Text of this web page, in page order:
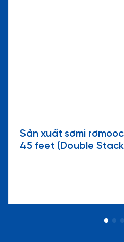
Sản xuất sơmi
45 feet (Double